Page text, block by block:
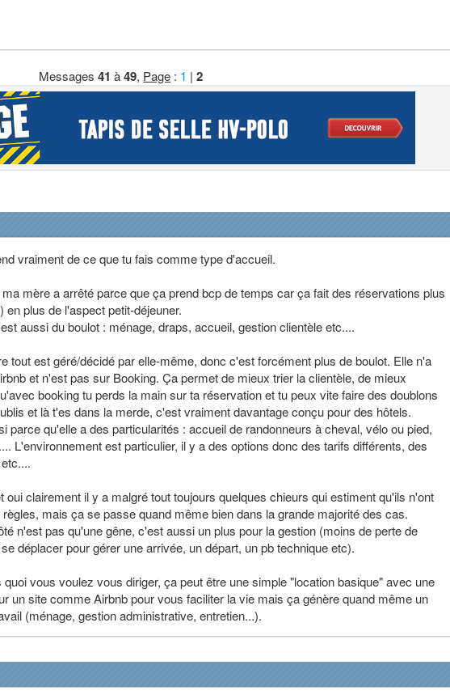
Messages41 à49, Page : 1 |2
vraiment de ce que tu fais comme type d'accueil.
mère a arrêté parce que ça prend bcp de temps car ça fait des réservations plus
en plus de l'aspect petit-déjeuner.
aussi du boulot : ménage, draps, accueil, gestion clientèle etc....
tout est géré/décidé par elle-même, donc c'est forcément plus de boulot. Elle n'a
et n'est pas sur Booking. Ça permet de mieux trier la clientèle, de mieux
booking tu perds la main sur ta réservation et tu peux vite faire des doublons
et là t'es dans la merde, c'est vraiment davantage conçu pour des hôtels.
parce qu'elle a des particularités : accueil de randonneurs à cheval, vélo ou pied,
L'environnement est particulier, il y a des options donc des tarifs différents, des
oui clairement il y a malgré tout toujours quelques chieurs qui estiment qu'ils n'ont
mais ça se passe quand même bien dans la grande majorité des cas.
n'est pas qu'une gêne, c'est aussi un plus pour la gestion (moins de perte de
déplacer pour gérer une arrivée, un départ, un pb technique etc).
vous voulez vous diriger, ça peut être une simple "location basique" avec une
un site comme Airbnb pour vous faciliter la vie mais ça génère quand même un
(ménage, gestion administrative, entretien...).